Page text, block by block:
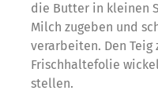
die Butter in kleinen
Milch zugeben und
verarbeiten. Den Teig
Frischhaltefolie
stellen.